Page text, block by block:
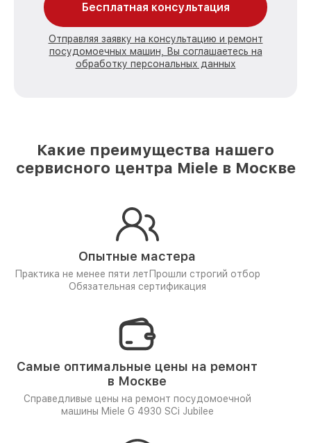
Бесплатная консультация
Отправляя заявку на консультацию и ремонт
посудомоечных машин, Вы соглашаетесь на
обработку персональных данных
Какие преимущества нашего
сервисного центра Miele в Москве
Опытные мастера
Практика не менее пяти лет Прошли строгий отбор
Обязательная сертификация
Самые оптимальные цены на ремонт
в Москве
Справедливые цены на ремонт посудомоечной
машины Miele G 4930 SCi Jubilee